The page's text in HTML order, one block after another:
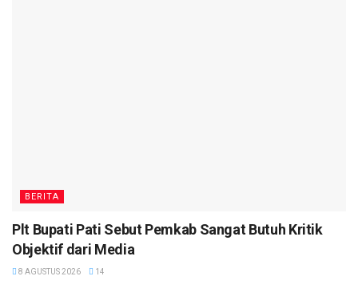
BERITA
Plt Bupati Pati Sebut Pemkab Sangat Butuh Kritik
Objektif dari Media
8 AGUSTUS 2026 14